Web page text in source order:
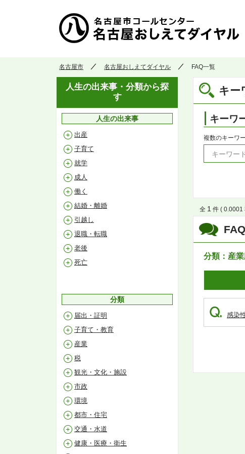
名古屋市 名古屋おしえてダイヤル FAQ一覧
キー
キーワ
複数のキーワ
分類：産
全 1 件 ( 0.0001
Q. 感染
人生の出来事・分類から探
す
人生の出来事
出産
子育て
就学
成人
働く
結婚・離婚
引越し
退職・転職
老後
死亡
分類
届出・証明
子育て・教育
産業
税
観光・文化・施設
市政
環境
都市・住宅
交通・水道
健康・医療・衛生